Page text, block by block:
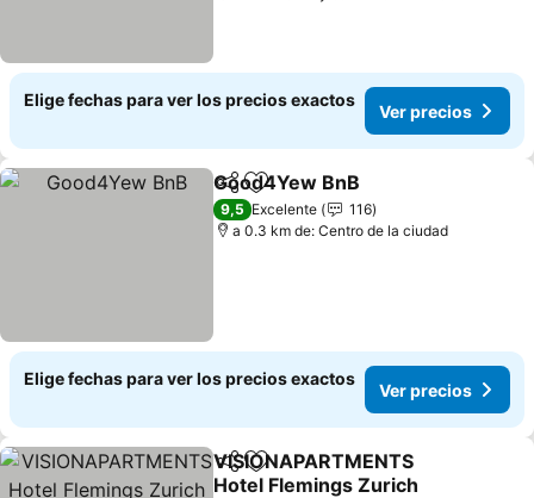
Elige fechas para ver los precios exactos
Ver precios
CompartirAgregar a favoritos
Good4Yew BnB
9,5 Excelente
116
a 0.3 km de: Centro de la ciudad
Elige fechas para ver los precios exactos
Ver precios
CompartirAgregar a favoritos
VISIONAPARTMENTS
Hotel Flemings Zurich